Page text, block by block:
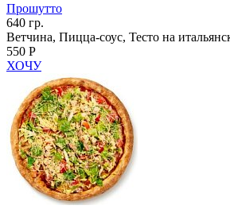
Прошутто
640 гр.
Ветчина, Пицца-соус, Тесто на
550 Р
ХОЧУ